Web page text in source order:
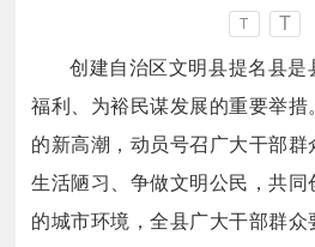
T T
创建自治区文明县提名县
福利、为裕民谋发展的重要举
的新高潮，动员号召广大干部
生活陋习、争做文明公民，共同
的城市环境，全县广大干部群